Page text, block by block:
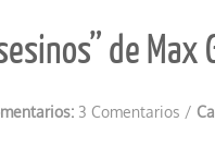
de Max
3 Comentarios /